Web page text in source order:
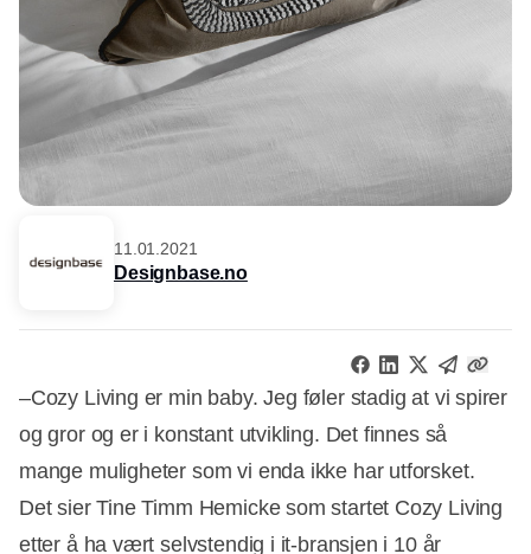
11.01.2021
Designbase.no
–Cozy Living er min baby. Jeg føler stadig at vi spirer
og gror og er i konstant utvikling. Det finnes så
mange muligheter som vi enda ikke har utforsket.
Det sier Tine Timm Hemicke som startet Cozy Living
etter å ha vært selvstendig i it-bransjen i 10 år